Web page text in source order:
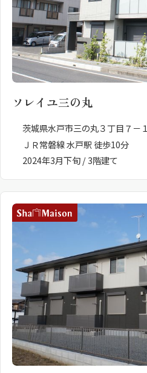
ソレイユ三の丸
茨城県水戸市三の丸３丁目７－１
ＪＲ常磐線 水戸駅 徒歩10分
2024年3月下旬 / 3階建て